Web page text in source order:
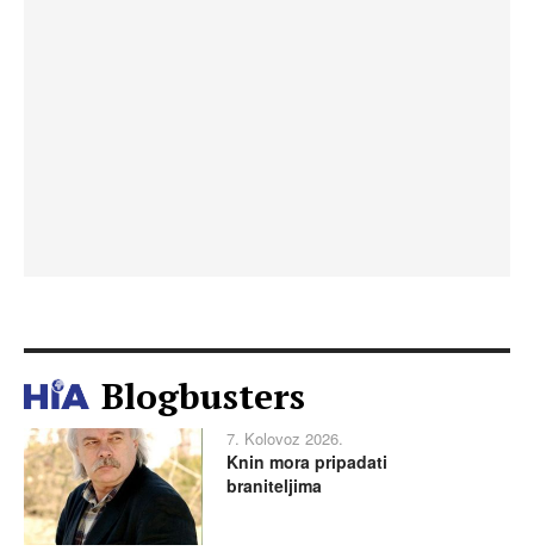
Blogbusters
7. Kolovoz 2026.
Knin mora pripadati
braniteljima